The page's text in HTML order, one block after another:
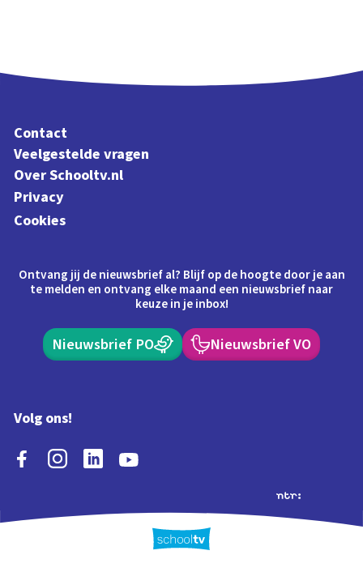
Contact
Veelgestelde vragen
Over Schooltv.nl
Privacy
Cookies
Ontvang jij de nieuwsbrief al? Blijf op de hoogte door je aan
te melden en ontvang elke maand een nieuwsbrief naar
keuze in je inbox!
Nieuwsbrief PO Nieuwsbrief VO
Volg ons!